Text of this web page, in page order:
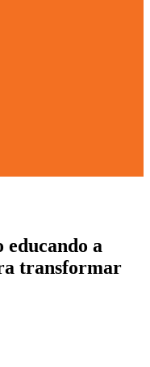
educando a
transformar